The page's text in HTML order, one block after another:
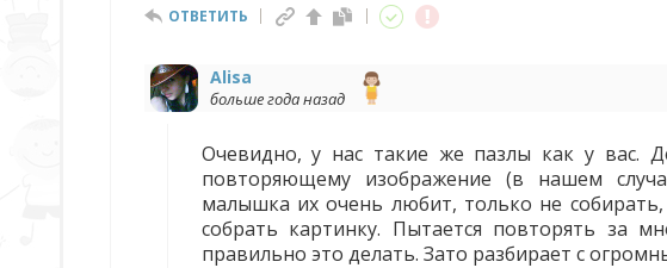
ОТВЕТИТЬ
Alisa
больше года назад
Очевидно, у нас такие же пазлы как у вас.
повторяющему изображение (в нашем
малышка их очень любит, только не
собрать картинку. Пытается повторять за
правильно это делать. Зато разбирает с